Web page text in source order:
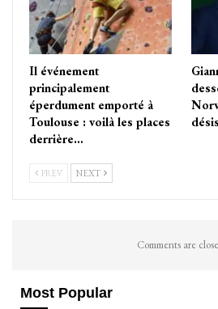
Il événement
principalement
éperdument emporté à
Toulouse : voilà les places
derrière…
PREV NEXT
Comments are
Most Popular